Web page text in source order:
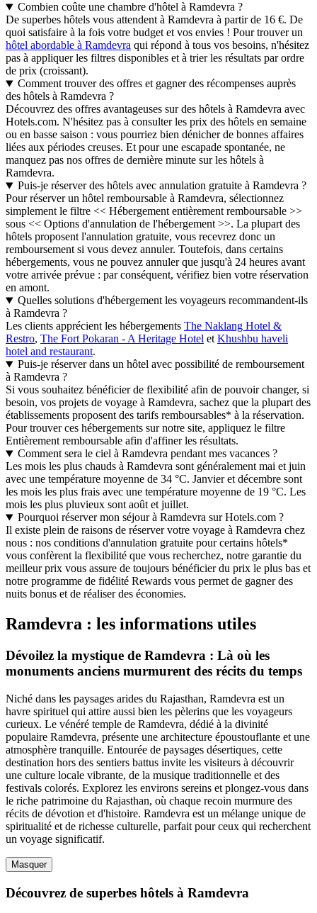
Combien coûte une chambre d'hôtel à Ramdevra ?
De superbes hôtels vous attendent à Ramdevra à partir de 16 €. De
quoi satisfaire à la fois votre budget et vos envies ! Pour trouver un
hôtel abordable à Ramdevra qui répond à tous vos besoins, n'hésitez
pas à appliquer les filtres disponibles et à trier les résultats par ordre
de prix (croissant).
Comment trouver des offres et gagner des récompenses auprès
des hôtels à Ramdevra ?
Découvrez des offres avantageuses sur des hôtels à Ramdevra avec
Hotels.com. N'hésitez pas à consulter les prix des hôtels en semaine
ou en basse saison : vous pourriez bien dénicher de bonnes affaires
liées aux périodes creuses. Et pour une escapade spontanée, ne
manquez pas nos offres de dernière minute sur les hôtels à
Ramdevra.
Puis-je réserver des hôtels avec annulation gratuite à Ramdevra ?
Pour réserver un hôtel remboursable à Ramdevra, sélectionnez
simplement le filtre << Hébergement entièrement remboursable >>
sous << Options d'annulation de l'hébergement >>. La plupart des
hôtels proposent l'annulation gratuite, vous recevrez donc un
remboursement si vous devez annuler. Toutefois, dans certains
hébergements, vous ne pouvez annuler que jusqu'à 24 heures avant
votre arrivée prévue : par conséquent, vérifiez bien votre réservation
en amont.
Quelles solutions d'hébergement les voyageurs recommandent-ils
à Ramdevra ?
Les clients apprécient les hébergements The Naklang Hotel &
Restro, The Fort Pokaran - A Heritage Hotel et Khushbu haveli
hotel and restaurant.
Puis-je réserver dans un hôtel avec possibilité de remboursement
à Ramdevra ?
Si vous souhaitez bénéficier de flexibilité afin de pouvoir changer, si
besoin, vos projets de voyage à Ramdevra, sachez que la plupart des
établissements proposent des tarifs remboursables* à la réservation.
Pour trouver ces hébergements sur notre site, appliquez le filtre
Entièrement remboursable afin d'affiner les résultats.
Comment sera le ciel à Ramdevra pendant mes vacances ?
Les mois les plus chauds à Ramdevra sont généralement mai et juin
avec une température moyenne de 34 °C. Janvier et décembre sont
les mois les plus frais avec une température moyenne de 19 °C. Les
mois les plus pluvieux sont août et juillet.
Pourquoi réserver mon séjour à Ramdevra sur Hotels.com ?
Il existe plein de raisons de réserver votre voyage à Ramdevra chez
nous : nos conditions d'annulation gratuite pour certains hôtels*
vous confèrent la flexibilité que vous recherchez, notre garantie du
meilleur prix vous assure de toujours bénéficier du prix le plus bas et
notre programme de fidélité Rewards vous permet de gagner des
nuits bonus et de réaliser des économies.
Ramdevra : les informations utiles
Dévoilez la mystique de Ramdevra : Là où les
monuments anciens murmurent des récits du temps
Niché dans les paysages arides du Rajasthan, Ramdevra est un
havre spirituel qui attire aussi bien les pèlerins que les voyageurs
curieux. Le vénéré temple de Ramdevra, dédié à la divinité
populaire Ramdevra, présente une architecture époustouflante et une
atmosphère tranquille. Entourée de paysages désertiques, cette
destination hors des sentiers battus invite les visiteurs à découvrir
une culture locale vibrante, de la musique traditionnelle et des
festivals colorés. Explorez les environs sereins et plongez-vous dans
le riche patrimoine du Rajasthan, où chaque recoin murmure des
récits de dévotion et d'histoire. Ramdevra est un mélange unique de
spiritualité et de richesse culturelle, parfait pour ceux qui recherchent
un voyage significatif.
Masquer
Découvrez de superbes hôtels à Ramdevra